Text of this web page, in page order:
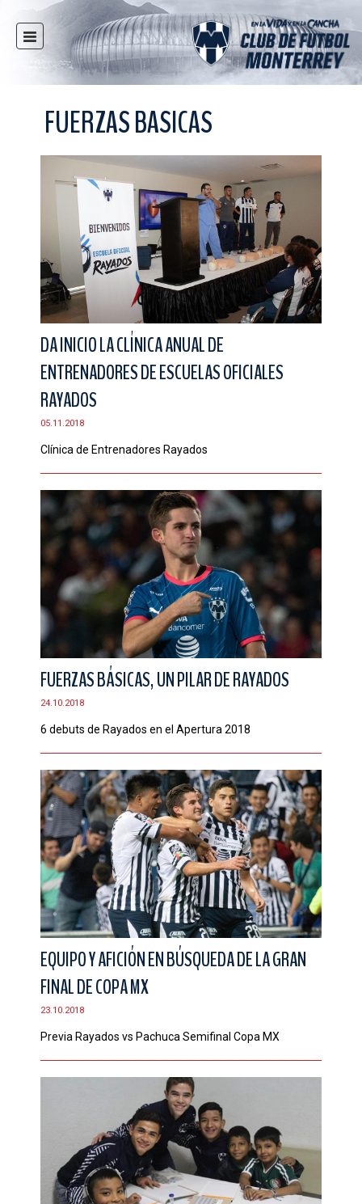
INICIO
NOTICIAS
FUERZAS BÁSICAS
RESPONSABILIDAD SOCIAL
TAQUILLA
TIENDA
ESTADIO
PRENSA
CONTACTO
FUERZAS BASICAS
DA INICIO LA CLÍNICA ANUAL DE
ENTRENADORES DE ESCUELAS OFICIALES
RAYADOS
05.11.2018
Clínica de Entrenadores Rayados
FUERZAS BÁSICAS, UN PILAR DE RAYADOS
24.10.2018
6 debuts de Rayados en el Apertura 2018
EQUIPO Y AFICIÓN EN BÚSQUEDA DE LA GRAN
FINAL DE COPA MX
23.10.2018
Previa Rayados vs Pachuca Semifinal Copa MX